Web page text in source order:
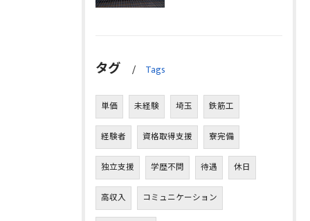
タグ Tags
単価 未経験 埼玉 鉄筋工
経験者 資格取得支援 寮完備
独立支援 学歴不問 待遇 休日
高収入 コミュニケーション